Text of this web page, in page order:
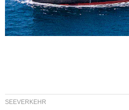
SEEVERKEHR